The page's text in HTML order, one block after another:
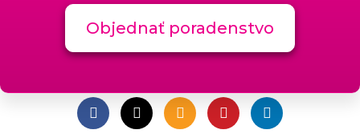
Objednať poradenstvo